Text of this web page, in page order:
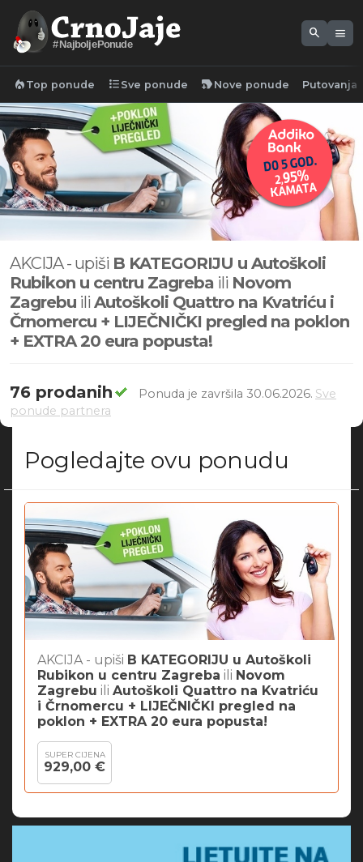
#NajboljePonude
search menu
local_fire_department Top ponude format_list_bulleted Sve ponude new_label Nove ponude Putovanja
AKCIJA - upiši B KATEGORIJU u Autoškoli
Rubikon u centru Zagreba ili Novom
Zagrebu ili Autoškoli Quattro na Kvatriću i
Črnomercu + LIJEČNIČKI pregled na poklon
+ EXTRA 20 eura popusta!
76 prodanih Ponuda je završila 30.06.2026. Sve
ponude partnera
Pogledajte ovu ponudu
AKCIJA - upiši B KATEGORIJU u Autoškoli
Rubikon u centru Zagreba ili Novom
Zagrebu ili Autoškoli Quattro na Kvatriću
i Črnomercu + LIJEČNIČKI pregled na
poklon + EXTRA 20 eura popusta!
SUPER CIJENA
929,00 €